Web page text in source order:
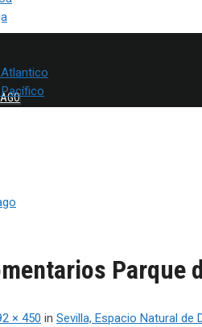
Parque
× 450 in Sevilla, Espacio Natural de